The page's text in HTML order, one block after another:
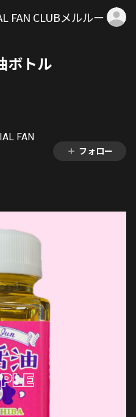
FAN CLUBメルルーサ
ボトル
FAN
フォロー